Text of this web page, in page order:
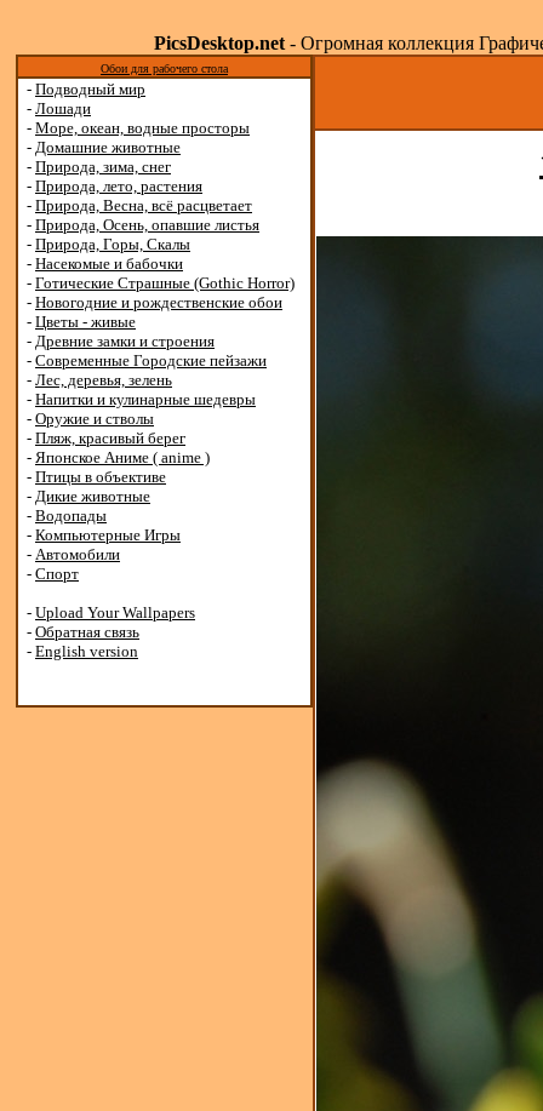
PicsDesktop.net- Огромная коллекция
Обои для рабочего стола
- Подводный мир
- Лошади
- Море, океан, водные просторы
- Домашние животные
- Природа, зима, снег
- Природа, лето, растения
- Природа, Весна, всё расцветает
- Природа, Осень, опавшие листья
- Природа, Горы, Скалы
- Насекомые и бабочки
- Готические Страшные (Gothic Horror)
- Новогодние и рождественские обои
- Цветы - живые
- Древние замки и строения
- Современные Городские пейзажи
- Лес, деревья, зелень
- Напитки и кулинарные шедевры
- Оружие и стволы
- Пляж, красивый берег
- Японское Аниме ( anime )
- Птицы в объективе
- Дикие животные
- Водопады
- Компьютерные Игры
- Автомобили
- Спорт
- Upload Your Wallpapers
- Обратная связь
- English version